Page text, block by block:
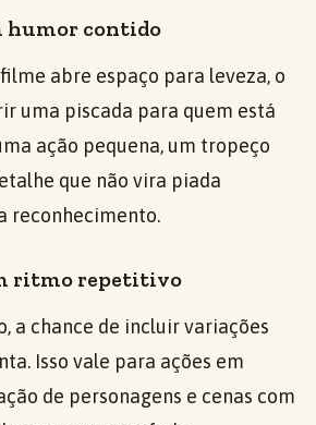
humor contido
abre espaço para leveza, o
uma piscada para quem está
ação pequena, um tropeço
que não vira piada
reconhecimento.
ritmo repetitivo
a chance de incluir variações
Isso vale para ações em
de personagens e cenas com